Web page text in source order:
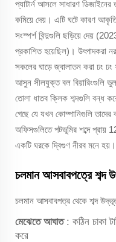
প্যাটার্ন আসলে সাধারণ ডিজাইনের
কমিয়ে দেয়। এটি ঘটে কারণ
সংস্পর্শ বিন্দুগুলি ছড়িয়ে দেয়
প্রকাশিত হয়েছিল)। উৎপাদকরা
সকলের ঘাড়ে জ্বালাতন করা ঢং
আসুন সীলযুক্ত বল বিয়ারিংগুলি
তোলা ধাতব ক্লিক শব্দগুলি বন্ধ
গেছে যে যখন কোম্পানিগুলি
অফিসগুলিতে পটভূমির শব্দে
একটি ঘরকে দ্বিগুণ নীরব মনে হয়।
চলমান আসবাবপত্রে শব্দ
চলমান আসবাবপত্র থেকে শব্দ
মেঝেতে আঘাত : কঠিন চাকা
করে